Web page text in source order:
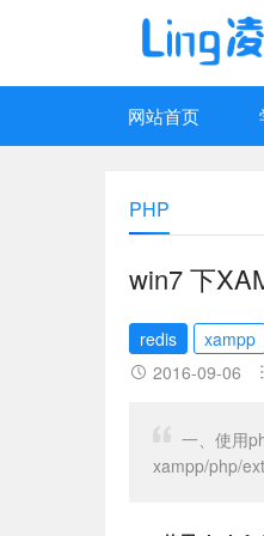
网站首页
PHP
win7 下
redis
xampp
2016-09-06
一、使用
xampp/php/